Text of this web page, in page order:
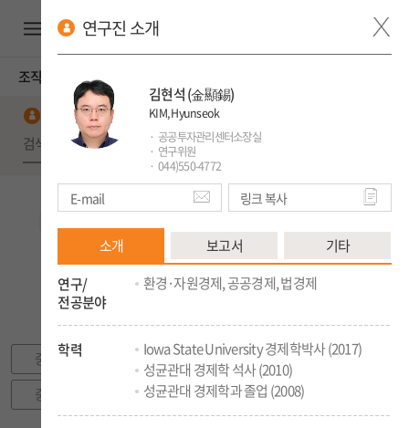
조직도
직원검색
원장
감사
중앙전산실
중앙도서실
연구진 소개
김현석(金顯錫)
KIM, Hyunseok
공공투자관리센터소장실
연구위원
044)550-4772
E-mail 링크 복사
소개 보고서
기타
연구/
전공분야
환경·자원경제, 공공경제, 법경제
학력
Iowa State University 경제학박사 (2017)
성균관대 경제학 석사 (2010)
성균관대 경제학과 졸업 (2008)